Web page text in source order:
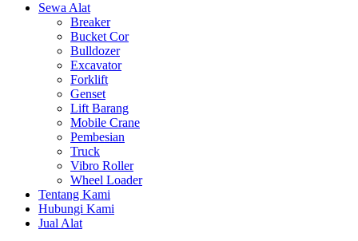
Sewa Alat
Breaker
Bucket Cor
Bulldozer
Excavator
Forklift
Genset
Lift Barang
Mobile Crane
Pembesian
Truck
Vibro Roller
Wheel Loader
Tentang Kami
Hubungi Kami
Jual Alat